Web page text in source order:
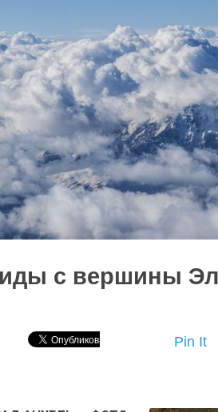
с вершины
Pin It